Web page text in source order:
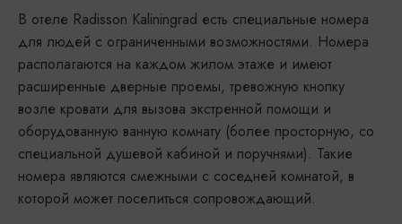
В отеле Radisson Kaliningrad есть специальные номера
для людей с ограниченными возможностями. Номера
располагаются на каждом жилом этаже и имеют
расширенные дверные проемы, тревожную кнопку
возле кровати для вызова экстренной помощи и
оборудованную ванную комнату (более просторную, со
специальной душевой кабиной и поручнями). Такие
номера являются смежными с соседней комнатой, в
которой может поселиться сопровождающий.